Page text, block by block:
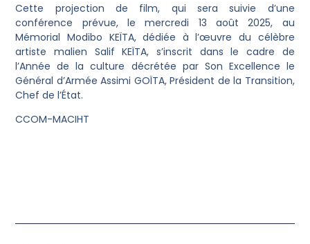
Cette projection de film, qui sera suivie d’une
conférence prévue, le mercredi 13 août 2025, au
Mémorial Modibo KEÏTA, dédiée à l’œuvre du célèbre
artiste malien Salif KEÏTA, s’inscrit dans le cadre de
l’Année de la culture décrétée par Son Excellence le
Général d’Armée Assimi GOÏTA, Président de la Transition,
Chef de l’État.
CCOM-MACIHT